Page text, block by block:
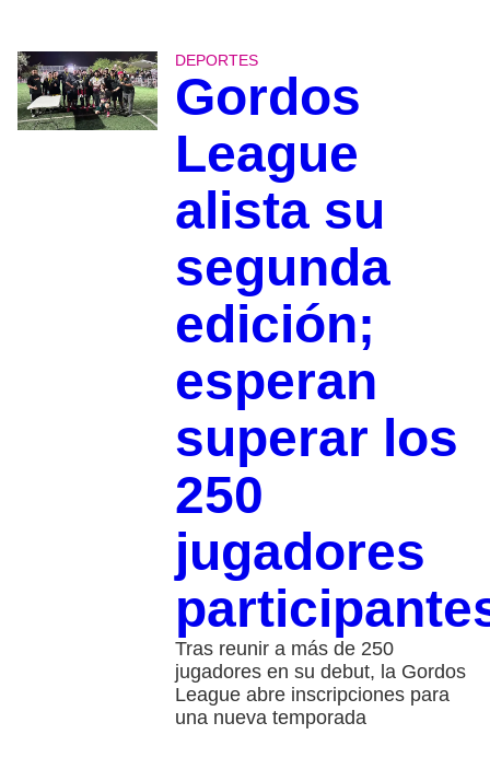
DEPORTES
Gordos
League
alista su
segunda
edición;
esperan
superar los
250
jugadores
Tras reunir a más de 250
jugadores en su debut, la Gordos
League abre inscripciones para
una nueva temporada